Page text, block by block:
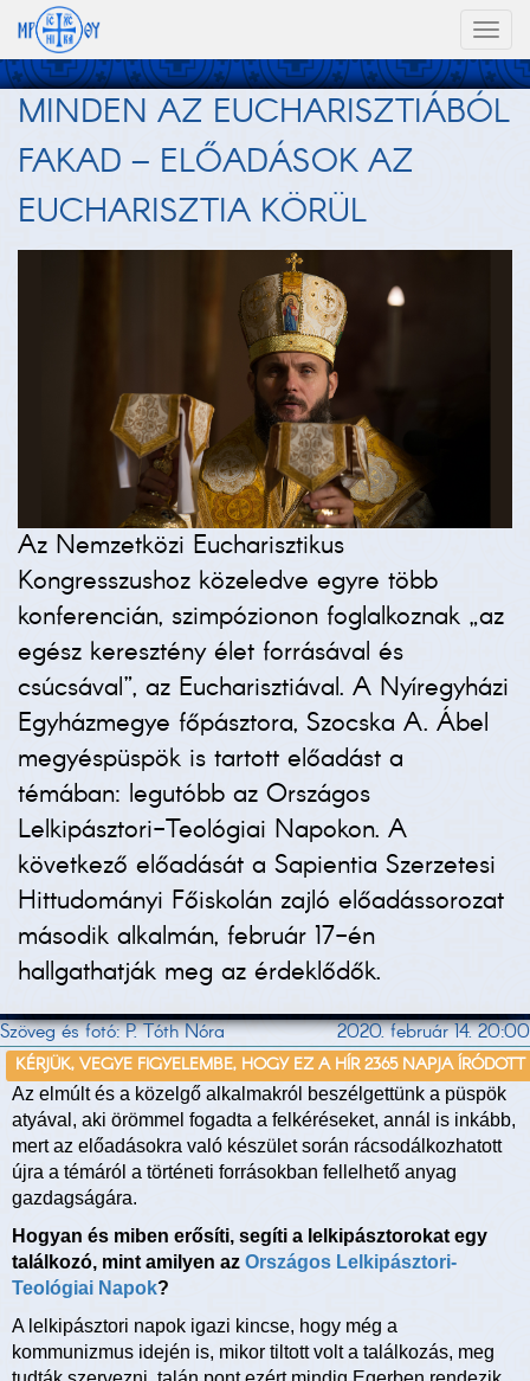
MINDEN AZ EUCHARISZTIÁBÓL
FAKAD – ELŐADÁSOK AZ
EUCHARISZTIA KÖRÜL
Az Nemzetközi Eucharisztikus
Kongresszushoz közeledve egyre több
konferencián, szimpózionon foglalkoznak „az
egész keresztény élet forrásával és
csúcsával”, az Eucharisztiával. A Nyíregyházi
Egyházmegye főpásztora, Szocska A. Ábel
megyéspüspök is tartott előadást a
témában: legutóbb az Országos
Lelkipásztori-Teológiai Napokon. A
következő előadását a Sapientia Szerzetesi
Hittudományi Főiskolán zajló előadássorozat
második alkalmán, február 17-én
hallgathatják meg az érdeklődők.
Szöveg és fotó: P. Tóth Nóra 2020. február 14. 20:00
KÉRJÜK, VEGYE FIGYELEMBE, HOGY EZ A HÍR 2365 NAPJA ÍRÓDOTT
Az elmúlt és a közelgő alkalmakról beszélgettünk a püspök
atyával, aki örömmel fogadta a felkéréseket, annál is inkább,
mert az előadásokra való készület során rácsodálkozhatott
újra a témáról a történeti forrásokban fellelhető anyag
gazdagságára.
Hogyan és miben erősíti, segíti a lelkipásztorokat egy
találkozó, mint amilyen az Országos Lelkipásztori-
Teológiai Napok?
A lelkipásztori napok igazi kincse, hogy még a
kommunizmus idején is, mikor tiltott volt a találkozás, meg